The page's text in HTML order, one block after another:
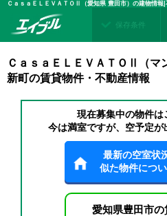
ＣａｓａＥＬＥＶＡＴＯⅡ（愛知県 豊田市）の建物情
保存条件
ＣａｓａＥＬＥＶＡＴＯⅡ（マ
新町の賃貸物件・不動産情報
現在募集中の物件は
今は満室ですが、空予定が
最新の空室状
似た物件につ
愛知県豊田市